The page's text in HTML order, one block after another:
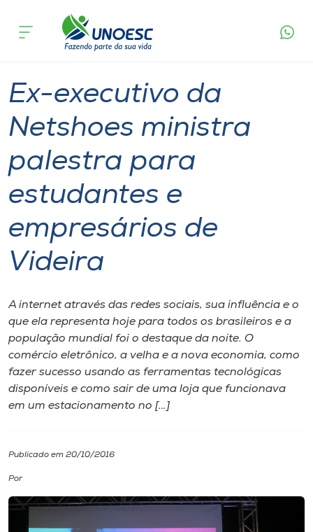
Cursos
Pesquisa
Atendimento ao Estudante
Portal de Ensino
Unoesc
Internacionalização
I.nova
Diplomados
Biblioteca
acontece
Ex-executivo da
Netshoes ministra
palestra para
estudantes e
empresários de
Videira
A internet através das redes sociais, sua influência​ e​​ o
que ela representa hoje ​para todos os brasileiros e a ​
população mundial​ foi o destaque da noite​. O
comércio eletrônico, a velha e a nova economia, como
fazer sucesso usando as ferramentas tecnológicas
disponíveis e como sair de uma loja que funcionava
em um estacionamento no […]
Publicado em 20/10/2016
Por